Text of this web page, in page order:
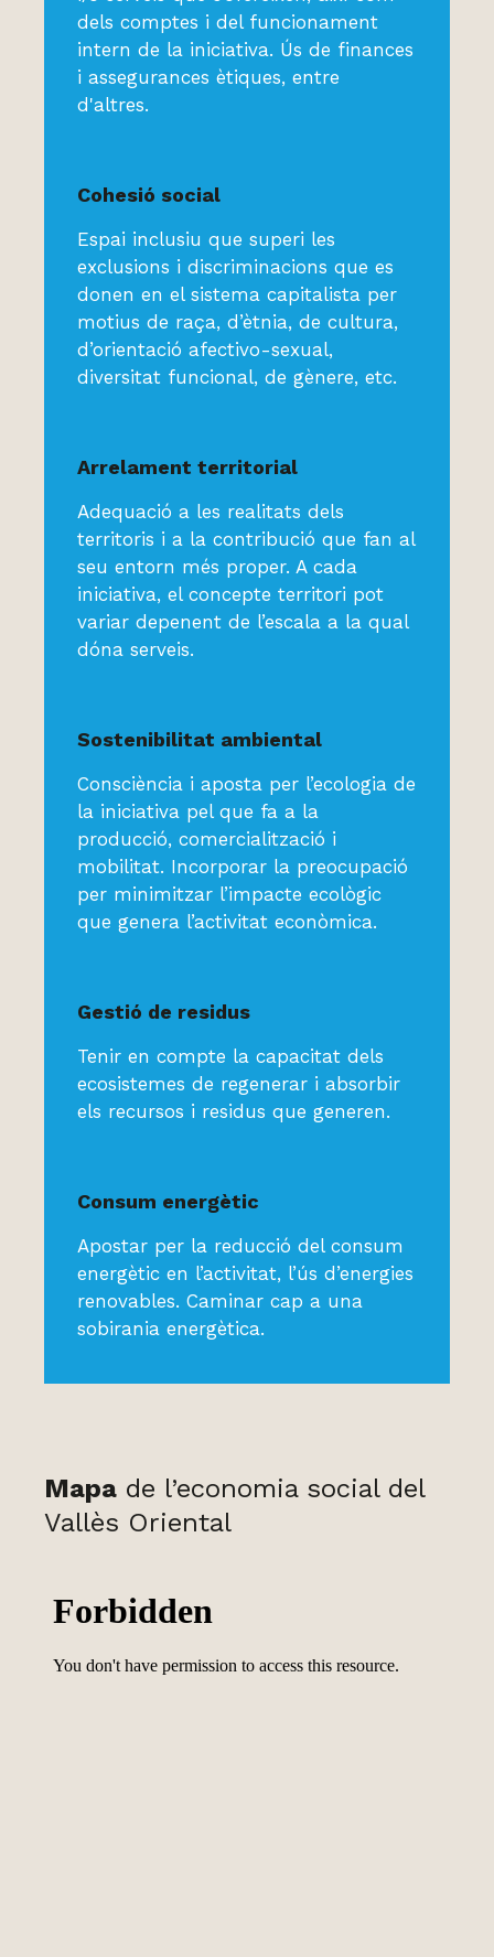
dels comptes i del funcionament
intern de la iniciativa. Ús de finances
i assegurances ètiques, entre
d'altres.
Cohesió social
Espai inclusiu que superi les
exclusions i discriminacions que es
donen en el sistema capitalista per
motius de raça, d’ètnia, de cultura,
d’orientació afectivo-sexual,
diversitat funcional, de gènere, etc.
Arrelament territorial
Adequació a les realitats dels
territoris i a la contribució que fan al
seu entorn més proper. A cada
iniciativa, el concepte territori pot
variar depenent de l’escala a la qual
dóna serveis.
Sostenibilitat ambiental
Consciència i aposta per l’ecologia de
la iniciativa pel que fa a la
producció, comercialització i
mobilitat. Incorporar la preocupació
per minimitzar l’impacte ecològic
que genera l’activitat econòmica.
Gestió de residus
Tenir en compte la capacitat dels
ecosistemes de regenerar i absorbir
els recursos i residus que generen.
Consum energètic
Apostar per la reducció del consum
energètic en l’activitat, l’ús d’energies
renovables. Caminar cap a una
sobirania energètica.
Mapa de l’economia social del
Vallès Oriental